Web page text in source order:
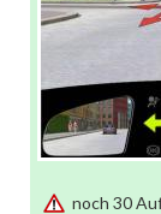
noch 30